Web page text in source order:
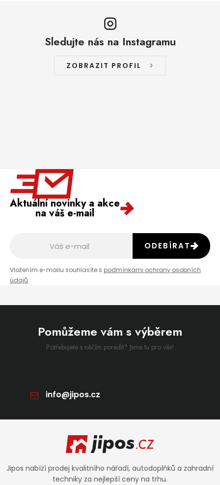
Sledujte nás na Instagramu
ZOBRAZIT PROFIL
Aktuální novinky a akce
na váš e-mail
Vložením e-mailu souhlasíte s podmínkami ochrany osobních
údajů
ODEBÍRAT
Pomůžeme vám s výběrem
Potřebujete s něčím poradit? Jsme tu pro vás!
info@jipos.cz
Zápatí
Jipos nabízí prodej kvalitního nářadí, autodoplňků a zahradní
techniky za nejlepší ceny na trhu.